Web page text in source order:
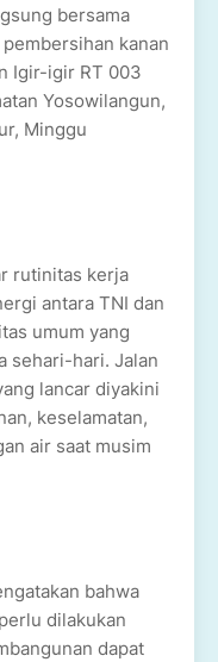
bersama
kanan
Igir-igir RT 003
Yosowilangun,
Minggu
rutinitas kerja
antara TNI dan
umum yang
sehari-hari. Jalan
lancar diyakini
keselamatan,
air saat musim
bahwa
dilakukan
dapat